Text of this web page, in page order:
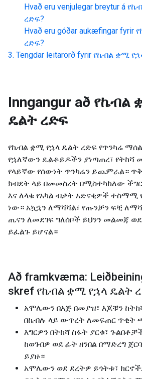
Hvað eru venjulegar breytur á
ረድፍ?
Hvað eru góðar aukæfingar fyrir
ረድፍ?
Tengdar leitarorð fyrir የኬብል ቋሚ
Inngangur að የኬብል
ዴልት ረድፍ
የኬብል ቋሚ የኋላ ዴልት ረድፍ የጥንካሬ
የኋለኛውን ዴልቶይዶችን ያነጣጠረ፣ የትከሻ
የላይኛው የሰውነት ጥንካሬን ይጨምራል።
ክብደት ላይ በመመስረት በሚስተካከለው
እና ለላቁ የአካል ብቃት አድናቂዎች ተስማሚ
ነው። አኳኋን ለማሻሻል፣ የጡንቻን ፍቺ
ጤናን ለመደገፍ ግለሰቦች ይህንን መልመጃ
ይፈልጉ ይሆናል።
Að framkvæma:
skref የኬብል ቋሚ የኋላ ዴልት
አሞሌውን በእጅ በመያዝ፣ እጆቹን
በኬብሉ ላይ ውጥረት ለመፍጠር ጥቂት
እግርዎን በትከሻ ስፋት ያርቁ፣
ከወገብዎ ወደ ፊት ዘንበል በማድረግ
ይያዙ።
አሞሌውን ወደ ደረትዎ ይጎትቱ፣